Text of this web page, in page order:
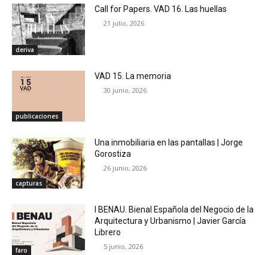
deriva
Call for Papers. VAD 16. Las huellas
21 julio, 2026
publicaciones
VAD 15. La memoria
30 junio, 2026
capturas
Una inmobiliaria en las pantallas | Jorge
Gorostiza
26 junio, 2026
faro
I BENAU. Bienal Española del Negocio de la
Arquitectura y Urbanismo | Javier García
Librero
5 junio, 2026